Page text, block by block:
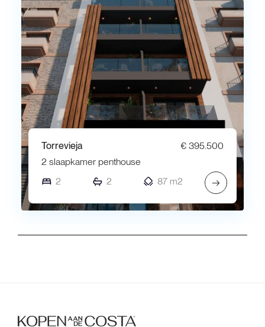
Torrevieja
€ 395.500
2 slaapkamer penthouse
2
2 87 m2 →